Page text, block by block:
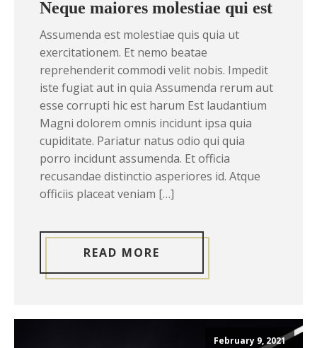
Neque maiores molestiae qui est
Assumenda est molestiae quis quia ut
exercitationem. Et nemo beatae
reprehenderit commodi velit nobis. Impedit
iste fugiat aut in quia Assumenda rerum aut
esse corrupti hic est harum Est laudantium
Magni dolorem omnis incidunt ipsa quia
cupiditate. Pariatur natus odio qui quia
porro incidunt assumenda. Et officia
recusandae distinctio asperiores id. Atque
officiis placeat veniam […]
READ MORE
February 9, 2021